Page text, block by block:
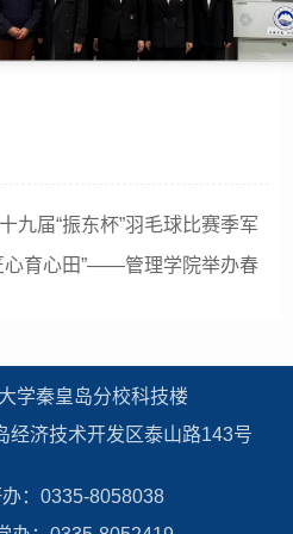
九届“振东杯”羽毛球比赛季军
心育心田”——管理学院举办春
学秦皇岛分校科技楼
经济技术开发区泰山路143号
：0335-8058038